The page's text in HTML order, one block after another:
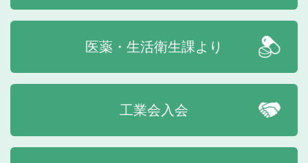
医薬・生活衛生課より
工業会入会